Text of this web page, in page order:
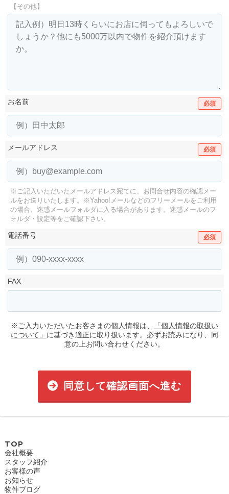
【その他】
お名前 必須
メールアドレス 必須
※ご記入いただいたメールアドレス宛てに、お問合せ内容の確認メー
ルをお送りいたします。
※Yahoo!メールなどのフリーメールをご利用
の場合、迷惑メールフォルダに入る場合があります。 迷惑メールのフ
ォルダ・設定等をご確認下さい。
電話番号 必須
FAX
※ご入力いただいたお客さまの個人情報は、
「個人情報の取扱い
について」 に基づき適正に取り扱います。必ずお読みになり、同
意の上お問い合わせください。
同意して確認画面へ進む
TOP
会社概要
スタッフ紹介
お客様の声
お知らせ
物件ブログ